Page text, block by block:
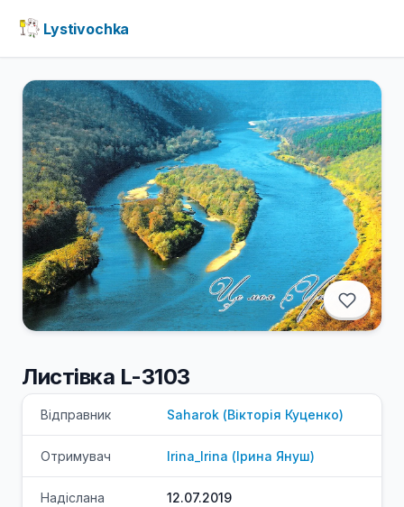
Lystivochka
Листівка L-3103
Відправник Saharok (Вікторія Куценко)
Отримувач Irina_Irina (Ірина Януш)
Надіслана 12.07.2019